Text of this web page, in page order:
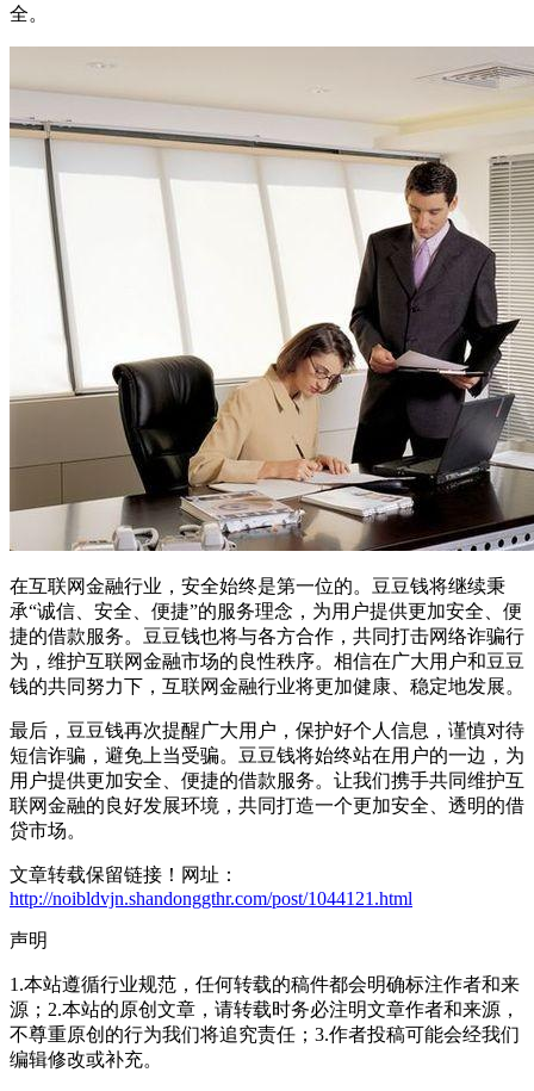
全。
在互联网金融行业，安全始终是第一位的。豆豆钱将继续秉
承“诚信、安全、便捷”的服务理念，为用户提供更加安全、便
捷的借款服务。豆豆钱也将与各方合作，共同打击网络诈骗行
为，维护互联网金融市场的良性秩序。相信在广大用户和豆豆
钱的共同努力下，互联网金融行业将更加健康、稳定地发展。
最后，豆豆钱再次提醒广大用户，保护好个人信息，谨慎对待
短信诈骗，避免上当受骗。豆豆钱将始终站在用户的一边，为
用户提供更加安全、便捷的借款服务。让我们携手共同维护互
联网金融的良好发展环境，共同打造一个更加安全、透明的借
贷市场。
文章转载保留链接！网址：
http://noibldvjn.shandonggthr.com/post/1044121.html
声明
1.本站遵循行业规范，任何转载的稿件都会明确标注作者和来
源；2.本站的原创文章，请转载时务必注明文章作者和来源，
不尊重原创的行为我们将追究责任；3.作者投稿可能会经我们
编辑修改或补充。